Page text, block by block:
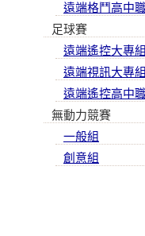
遠端格鬥高中
足球賽
遠端遙控大專組
遠端視訊大專組
遠端遙控高中
無動力競賽
一般組
創意組